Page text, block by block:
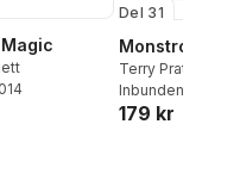
Totalt antal röster:
Del 31
Monstrous
Terry Pratchett
Inbunden
179 kr